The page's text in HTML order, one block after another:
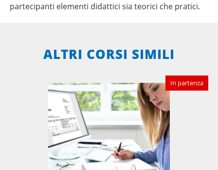
partecipanti elementi didattici sia teorici che pratici.
ALTRI CORSI SIMILI
In partenza